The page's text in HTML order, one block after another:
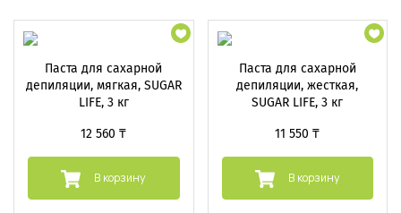
Паста для сахарной
депиляции, мягкая, SUGAR
LIFE, 3 кг
12 560 ₸
В корзину
Паста для сахарной
депиляции, жесткая,
SUGAR LIFE, 3 кг
11 550 ₸
В корзину